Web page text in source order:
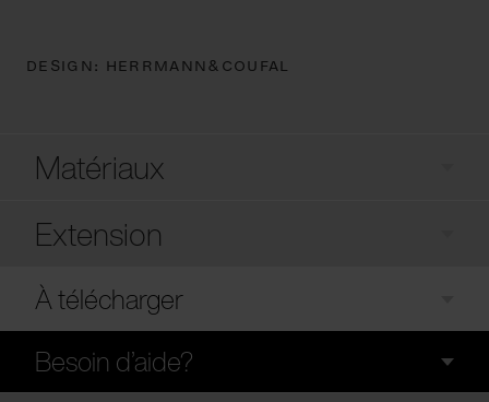
DESIGN: HERRMANN&COUFAL
Matériaux
Extension
À télécharger
Besoin d’aide?